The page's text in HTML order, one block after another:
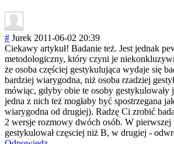
# Jurek 2011-06-02 20:39
Ciekawy artykuł! Badanie też. Jest jednak
metodologiczny, który czyni je
że osoba częściej gestykulująca wydaje się
bardziej wiarygodna, niż osoba rzadziej
mówiąc, gdyby obie te osoby gestykulowały
jedna z nich też mogłaby być spostrzegana
wiarygodna od drugiej). Radzę Ci zrobić
2 wersje rozmowy dwóch osób. W pierwszej
gestykulował częsciej niż B, w drugiej -